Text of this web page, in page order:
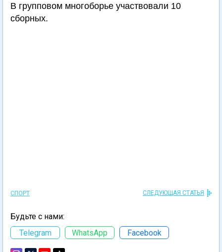
В групповом многоборье участвовали 10
сборных.
СПОРТ СЛЕДУЮЩАЯ СТАТЬЯ
Будьте с нами:
Telegram
WhatsApp Facebook